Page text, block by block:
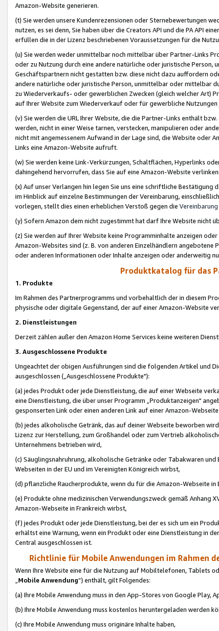
Amazon-Website generieren.
(t) Sie werden unsere Kundenrezensionen oder Sternebewertungen
nutzen, es sei denn, Sie haben über die Creators API und die PA API
erfüllen die in der Lizenz beschriebenen Voraussetzungen für die
(u) Sie werden weder unmittelbar noch mittelbar über Partner-Links
oder zu Nutzung durch eine andere natürliche oder juristische
Geschäftspartnern nicht gestatten bzw. diese nicht dazu auffordern
andere natürliche oder juristische Person, unmittelbar oder mittelbar
zu Wiederverkaufs- oder gewerblichen Zwecken (gleich welcher Art)
auf Ihrer Website zum Wiederverkauf oder für gewerbliche
(v) Sie werden die URL Ihrer Website, die die Partner-Links enthält
werden, nicht in einer Weise tarnen, verstecken, manipulieren oder
nicht mit angemessenem Aufwand in der Lage sind, die Website oder
Links eine Amazon-Website aufruft.
(w) Sie werden keine Link-Verkürzungen, Schaltflächen, Hyperlinks
dahingehend hervorrufen, dass Sie auf eine Amazon-Website
(x) Auf unser Verlangen hin legen Sie uns eine schriftliche
im Hinblick auf einzelne Bestimmungen der Vereinbarung,
vorlegen, stellt dies einen erheblichen Verstoß gegen die Vereinbarung
(y) Sofern Amazon dem nicht zugestimmt hat darf Ihre Website nicht
(z) Sie werden auf Ihrer Website keine Programminhalte anzeigen
Amazon-Websites sind (z. B. von anderen Einzelhändlern
oder anderen Informationen oder Inhalte anzeigen oder anderweitig
Produktkatalog für das
1. Produkte
Im Rahmen des Partnerprogramms und vorbehaltlich der in diesem
physische oder digitale Gegenstand, der auf einer Amazon-Website
2. Dienstleistungen
Derzeit zählen außer den Amazon Home Services keine weiteren
3. Ausgeschlossene Produkte
Ungeachtet der obigen Ausführungen sind die folgenden Artikel und
ausgeschlossen („Ausgeschlossene Produkte"):
(a) jedes Produkt oder jede Dienstleistung, die auf einer Webseite
eine Dienstleistung, die über unser Programm „Produktanzeigen"
gesponserten Link oder einen anderen Link auf einer Amazon-
(b) jedes alkoholische Getränk, das auf deiner Webseite beworben
Lizenz zur Herstellung, zum Großhandel oder zum Vertrieb
Unternehmens betrieben wird,
(c) Säuglingsnahruhrung, alkoholische Getränke oder Tabakwaren
Webseiten in der EU und im Vereinigten Königreich wirbst,
(d) pflanzliche Raucherprodukte, wenn du für die Amazon-Webseite in
(e) Produkte ohne medizinischen Verwendungszweck gemäß Anhang
Amazon-Webseite in Frankreich wirbst,
(f) jedes Produkt oder jede Dienstleistung, bei der es sich um ein
erhältst eine Warnung, wenn ein Produkt oder eine Dienstleistung in
Central ausgeschlossen ist.
Richtlinie für Mobile Anwendungen im Rahmen
Wenn Ihre Website eine für die Nutzung auf Mobiltelefonen, Tablets
„Mobile Anwendung“) enthält, gilt Folgendes:
(a) Ihre Mobile Anwendung muss in den App-Stores von Google Play,
(b) Ihre Mobile Anwendung muss kostenlos heruntergeladen werden
(c) Ihre Mobile Anwendung muss originäre Inhalte haben,